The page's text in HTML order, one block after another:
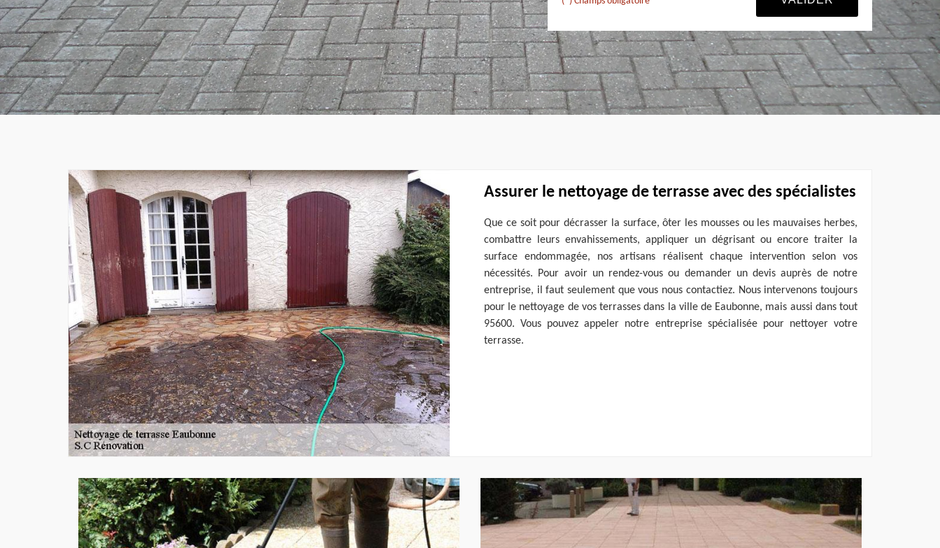
Assurer le nettoyage de terrasse avec des spécialistes
Que ce soit pour décrasser la surface, ôter les mousses ou les mauvaises herbes,
combattre leurs envahissements, appliquer un dégrisant ou encore traiter la
surface endommagée, nos artisans réalisent chaque intervention selon vos
nécessités. Pour avoir un rendez-vous ou demander un devis auprès de notre
entreprise, il faut seulement que vous nous contactiez. Nous intervenons toujours
pour le nettoyage de vos terrasses dans la ville de Eaubonne, mais aussi dans tout
95600. Vous pouvez appeler notre entreprise spécialisée pour nettoyer votre
terrasse.